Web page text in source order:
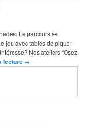
Le parcours se
jeu avec tables de pique-
Nos ateliers “Osez
lecture →